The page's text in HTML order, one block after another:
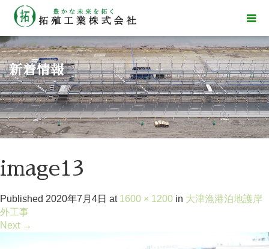
新着情報
image13
Published 2020年7月4日 at 1600 × 1200 in 大津漁港泊地護岸
外工事
Next →